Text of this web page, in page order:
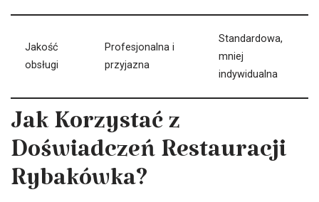
Jakość
obsługi
Profesjonalna i
przyjazna
Standardowa,
mniej
indywidualna
Jak Korzystać z
Doświadczeń Restauracji
Rybakówka?